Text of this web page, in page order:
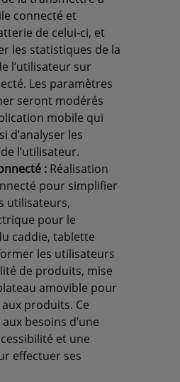
connecté et
de celui-ci, et
les statistiques de la
l’utilisateur sur
Les paramètres
seront modérés
mobile qui
d’analyser les
l’utilisateur.
: Réalisation
pour simplifier
utilisateurs,
pour le
caddie, tablette
les utilisateurs
de produits, mise
amovible pour
produits. Ce
besoins d’une
et une
effectuer ses